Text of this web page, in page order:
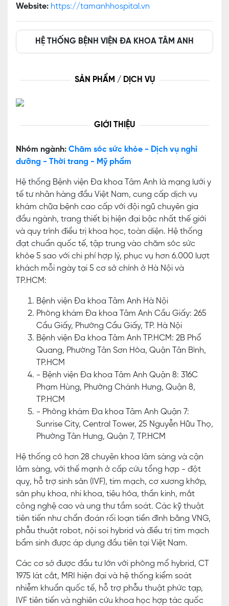
Website: https://tamanhhospital.vn
HỆ THỐNG BỆNH VIỆN ĐA KHOA TÂM ANH
SẢN PHẨM / DỊCH VỤ
GIỚI THIỆU
Nhóm ngành: Chăm sóc sức khỏe - Dịch vụ nghỉ
dưỡng - Thời trang - Mỹ phẩm
Hệ thống Bệnh viện Đa khoa Tâm Anh là mạng lưới y
tế tư nhân hàng đầu Việt Nam, cung cấp dịch vụ
khám chữa bệnh cao cấp với đội ngũ chuyên gia
đầu ngành, trang thiết bị hiện đại bậc nhất thế giới
và quy trình điều trị khoa học, toàn diện. Hệ thống
đạt chuẩn quốc tế, tập trung vào chăm sóc sức
khỏe 5 sao với chi phí hợp lý, phục vụ hơn 6.000 lượt
khách mỗi ngày tại 5 cơ sở chính ở Hà Nội và
TP.HCM:
Bệnh viện Đa khoa Tâm Anh Hà Nội
Phòng khám Đa khoa Tâm Anh Cầu Giấy: 265
Cầu Giấy, Phường Cầu Giấy, TP. Hà Nội
Bệnh viện Đa khoa Tâm Anh TP.HCM: 2B Phổ
Quang, Phường Tân Sơn Hòa, Quận Tân Bình,
TP.HCM
- Bệnh viện Đa khoa Tâm Anh Quận 8: 316C
Phạm Hùng, Phường Chánh Hưng, Quận 8,
TP.HCM
- Phòng khám Đa khoa Tâm Anh Quận 7:
Sunrise City, Central Tower, 25 Nguyễn Hữu Thọ,
Phường Tân Hưng, Quận 7, TP.HCM
Hệ thống có hơn 28 chuyên khoa lâm sàng và cận
lâm sàng, với thế mạnh ở cấp cứu tổng hợp - đột
quỵ, hỗ trợ sinh sản (IVF), tim mạch, cơ xương khớp,
sản phụ khoa, nhi khoa, tiêu hóa, thần kinh, mắt
công nghệ cao và ung thư tầm soát. Các kỹ thuật
tiên tiến như chẩn đoán rối loạn tiền đình bằng VNG,
phẫu thuật robot, nội soi hybrid và điều trị tim mạch
bẩm sinh được áp dụng đầu tiên tại Việt Nam.
Các cơ sở được đầu tư lớn với phòng mổ hybrid, CT
1975 lát cắt, MRI hiện đại và hệ thống kiểm soát
nhiễm khuẩn quốc tế, hỗ trợ phẫu thuật phức tạp,
IVF tiên tiến và nghiên cứu khoa học hợp tác quốc